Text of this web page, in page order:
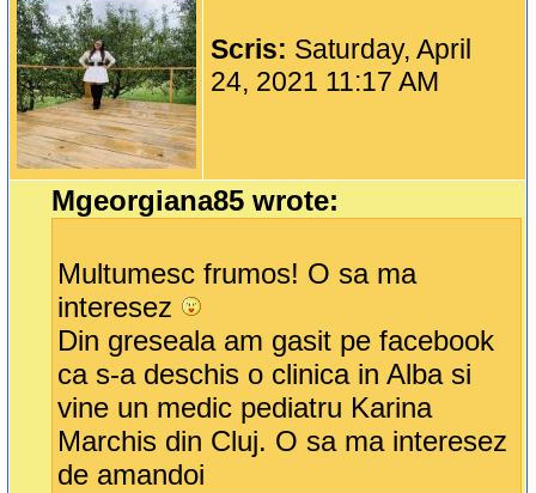
Scris: Saturday, April
24, 2021 11:17 AM
Mgeorgiana85 wrote:
Multumesc frumos! O sa ma
interesez
Din greseala am gasit pe facebook
ca s-a deschis o clinica in Alba si
vine un medic pediatru Karina
Marchis din Cluj. O sa ma interesez
de amandoi